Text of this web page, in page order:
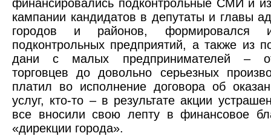
финансировались подконтрольные СМИ и
кампании кандидатов в депутаты и главы
городов и районов, формировался
подконтрольных предприятий, а также из
дани с малых предпринимателей –
торговцев до довольно серьезных
платил во исполнение договора об
услуг, кто-то – в результате акции
все вносили свою лепту в финансовое
«дирекции города».